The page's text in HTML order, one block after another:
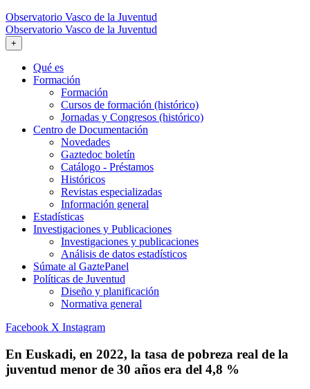
Observatorio Vasco de la Juventud
Observatorio Vasco de la Juventud
+
Qué es
Formación
Formación
Cursos de formación (histórico)
Jornadas y Congresos (histórico)
Centro de Documentación
Novedades
Gaztedoc boletín
Catálogo - Préstamos
Históricos
Revistas especializadas
Información general
Estadísticas
Investigaciones y Publicaciones
Investigaciones y publicaciones
Análisis de datos estadísticos
Súmate al GaztePanel
Políticas de Juventud
Diseño y planificación
Normativa general
Facebook X Instagram
En Euskadi, en 2022, la tasa de pobreza real de la
juventud menor de 30 años era del 4,8 %